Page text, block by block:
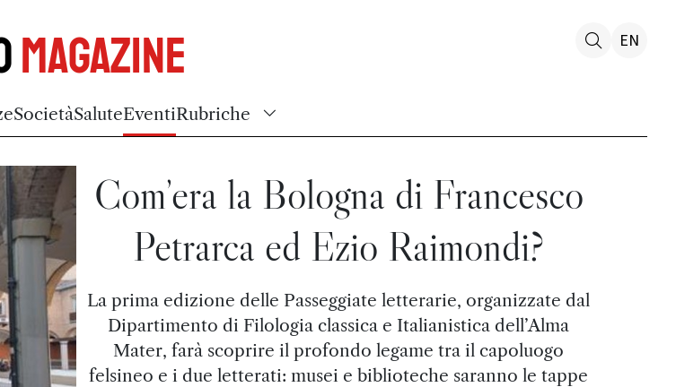
Magazine
SocietàSaluteEventiRubriche
EN
Com’era la Bologna di Francesco
Petrarca ed Ezio Raimondi?
La prima edizione delle Passeggiate letterarie, organizzate dal
Dipartimento di Filologia classica e Italianistica dell’Alma
Mater, farà scoprire il profondo legame tra il capoluogo
felsineo e i due letterati: musei e biblioteche saranno le tappe